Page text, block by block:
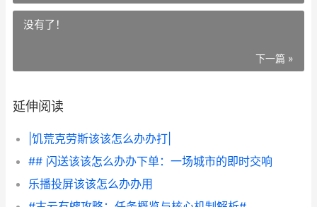
没有了！
下一篇 »
延伸阅读
|饥荒克劳斯该该怎么办办打|
## 闪送该该怎么办办下单：一场城市的即时交响
乐播投屏该该怎么办办用